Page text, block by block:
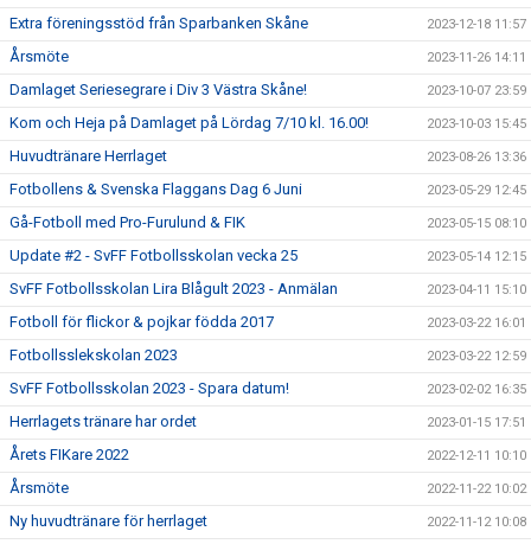
Extra föreningsstöd från Sparbanken Skåne 2023-12-18 11:57
Årsmöte 2023-11-26 14:11
Damlaget Seriesegrare i Div 3 Västra Skåne! 2023-10-07 23:59
Kom och Heja på Damlaget på Lördag 7/10 kl. 16.00! 2023-10-03 15:45
Huvudtränare Herrlaget 2023-08-26 13:36
Fotbollens & Svenska Flaggans Dag 6 Juni 2023-05-29 12:45
Gå-Fotboll med Pro-Furulund & FIK 2023-05-15 08:10
Update #2 - SvFF Fotbollsskolan vecka 25 2023-05-14 12:15
SvFF Fotbollsskolan Lira Blågult 2023 - Anmälan 2023-04-11 15:10
Fotboll för flickor & pojkar födda 2017 2023-03-22 16:01
Fotbollsslekskolan 2023 2023-03-22 12:59
SvFF Fotbollsskolan 2023 - Spara datum! 2023-02-02 16:35
Herrlagets tränare har ordet 2023-01-15 17:51
Årets FIKare 2022 2022-12-11 10:10
Årsmöte 2022-11-22 10:02
Ny huvudtränare för herrlaget 2022-11-12 10:08